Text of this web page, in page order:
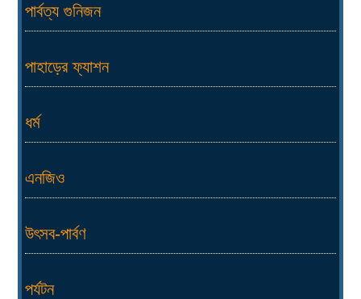
পার্বত্য গুনিজন
পাহাড়ের ফ্যাশন
ধর্ম
এনজিও
উৎসব-পার্বণ
পর্যটন